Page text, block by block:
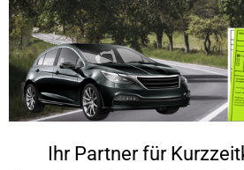
Ihr Partner für